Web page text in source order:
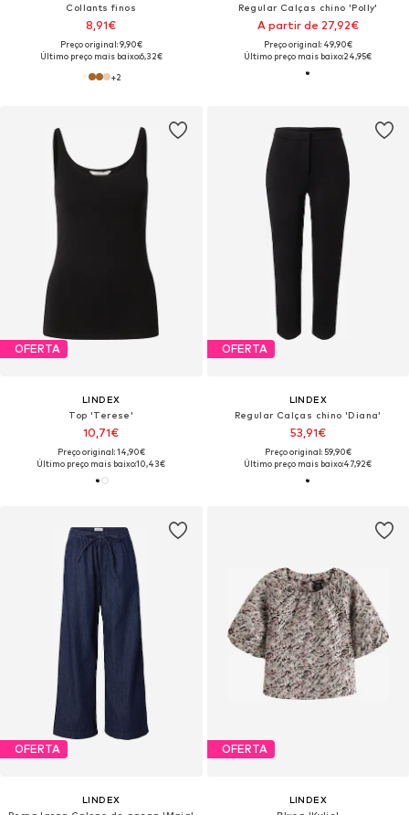
Collants finos
8,91€
Preço original: 9,90€
Último preço mais baixo:6,32€
+2
Regular Calças chino 'Polly'
A partir de 27,92€
Preço original: 49,90€
Último preço mais baixo:24,95€
OFERTA
LINDEX
Top 'Terese'
10,71€
Preço original: 14,90€
Último preço mais baixo:10,43€
OFERTA
LINDEX
Regular Calças chino 'Diana'
53,91€
Preço original: 59,90€
Último preço mais baixo:47,92€
OFERTA
LINDEX
OFERTA
LINDEX